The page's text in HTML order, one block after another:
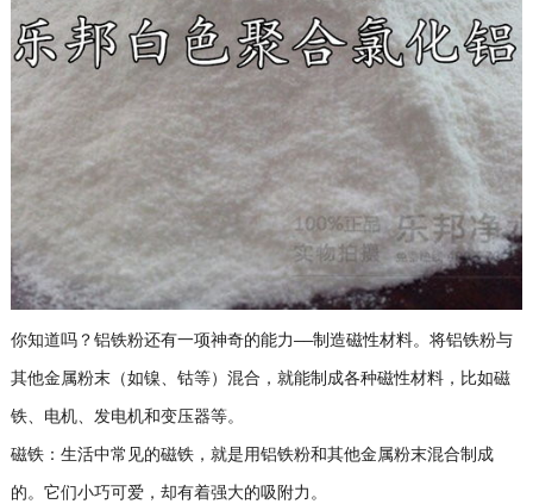
你知道吗？铝铁粉还有一项神奇的能力——制造磁性材料。将铝铁粉与
其他金属粉末（如镍、钴等）混合，就能制成各种磁性材料，比如磁
铁、电机、发电机和变压器等。
磁铁：生活中常见的磁铁，就是用铝铁粉和其他金属粉末混合制成
的。它们小巧可爱，却有着强大的吸附力。